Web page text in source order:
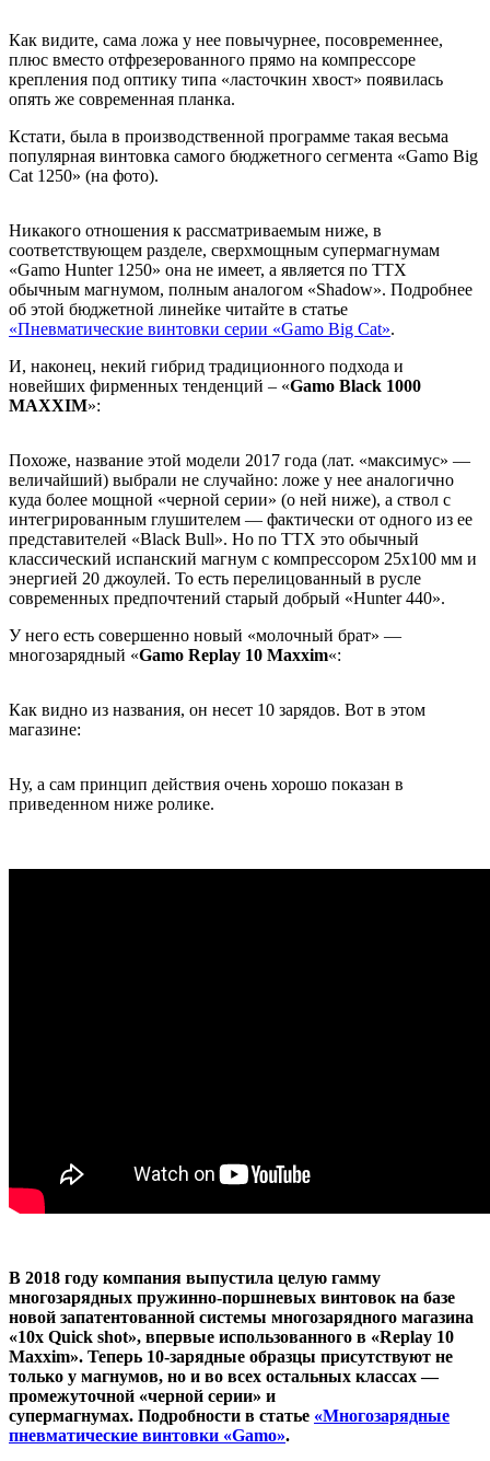
Как видите, сама ложа у нее повычурнее, посовременнее,
плюс вместо отфрезерованного прямо на компрессоре
крепления под оптику типа «ласточкин хвост» появилась
опять же современная планка.
Кстати, была в производственной программе такая весьма
популярная винтовка самого бюджетного сегмента «Gamo Big
Cat 1250» (на фото).
Никакого отношения к рассматриваемым ниже, в
соответствующем разделе, сверхмощным супермагнумам
«Gamo Hunter 1250» она не имеет, а является по ТТХ
обычным магнумом, полным аналогом «Shadow». Подробнее
об этой бюджетной линейке читайте в статье
«Пневматические винтовки серии «Gamo Big Cat».
И, наконец, некий гибрид традиционного подхода и
новейших фирменных тенденций – «Gamo Black 1000
MAXXIM»:
Похоже, название этой модели 2017 года (лат. «максимус» —
величайший) выбрали не случайно: ложе у нее аналогично
куда более мощной «черной серии» (о ней ниже), а ствол с
интегрированным глушителем — фактически от одного из ее
представителей «Black Bull». Но по ТТХ это обычный
классический испанский магнум с компрессором 25х100 мм и
энергией 20 джоулей. То есть перелицованный в русле
современных предпочтений старый добрый «Hunter 440».
У него есть совершенно новый «молочный брат» —
многозарядный «Gamo Replay 10 Maxxim«:
Как видно из названия, он несет 10 зарядов. Вот в этом
магазине:
Ну, а сам принцип действия очень хорошо показан в
приведенном ниже ролике.
В 2018 году компания выпустила целую гамму
многозарядных пружинно-поршневых винтовок на базе
новой запатентованной системы многозарядного магазина
«10x Quick shot», впервые использованного в «Replay 10
Maxxim». Теперь 10-зарядные образцы присутствуют не
только у магнумов, но и во всех остальных классах —
промежуточной «черной серии» и
супермагнумах. Подробности в статье «Многозарядные
пневматические винтовки «Gamo».